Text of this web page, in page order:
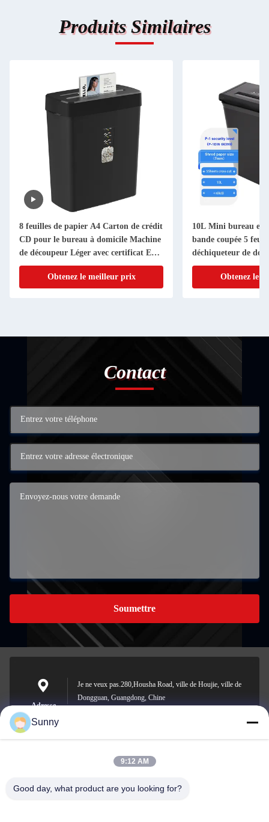
Produits Similaires
8 feuilles de papier A4 Carton de crédit
CD pour le bureau à domicile Machine
de découpeur Léger avec certificat ETL
EMC CE
Obtenez le meilleur prix
10L Mini bureau et
bande coupée 5
déchiqueteur de
Obtenez le
Contact
Soumettre
Adresse
Je ne veux pas.280,Housha Road, ville de Houjie, ville de
Dongguan, Guangdong, Chine
E-mail
sunny.xu@woolsche.com
Sunny
9:12 AM
Good day, what product are you looking for?